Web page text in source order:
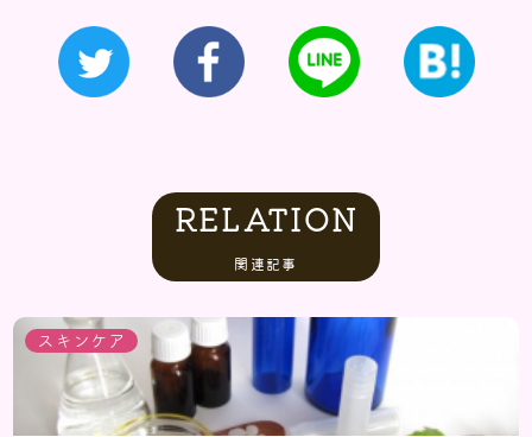
RELATION
関連記事
スキンケア